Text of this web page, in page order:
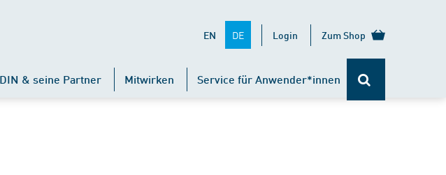
EN DE Login Zum Shop
DIN & seine Partner Mitwirken Service für Anwender*innen